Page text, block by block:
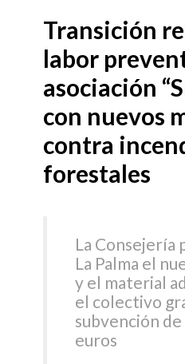
Transición
labor
asociación
con nuevos
contra
forestales
La Consejería
La Palma el
y el material
el colectivo
subvención
euros